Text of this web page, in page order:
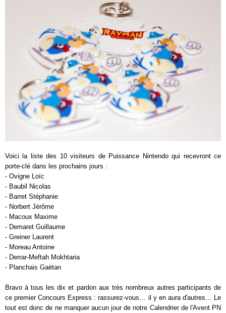
Voici la liste des 10 visiteurs de Puissance Nintendo qui recevront ce
porte-clé dans les prochains jours :
- Ovigne Loïc
- Baubil Nicolas
- Barret Stéphanie
- Norbert Jérôme
- Macoux Maxime
- Demaret Guillaume
- Greiner Laurent
- Moreau Antoine
- Derrar-Meftah Mokhtaria
- Planchais Gaëtan
Bravo à tous les dix et pardon aux très nombreux autres participants de
ce premier Concours Express : rassurez-vous… il y en aura d'autres… Le
tout est donc de ne manquer aucun jour de notre Calendrier de l'Avent PN